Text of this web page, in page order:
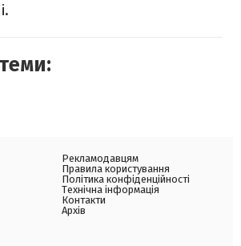
Рекламодавцям
Правила користування
Політика конфіденційності
Технічна інформація
Контакти
Архів